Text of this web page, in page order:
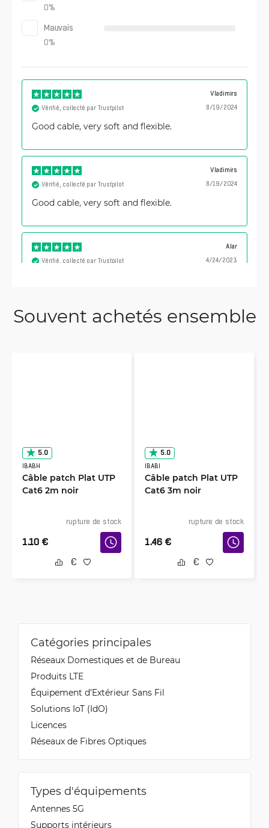
0%
Mauvais
0%
Vladimirs
8/19/2024
Vérifié, collecté par Trustpilot
Good cable, very soft and flexible.
Vladimirs
8/19/2024
Vérifié, collecté par Trustpilot
Good cable, very soft and flexible.
Alar
4/24/2023
Vérifié, collecté par Trustpilot
Souvent achetés ensemble
5.0
IBABH
Câble patch Plat UTP
Cat6 2m noir
rupture de stock
1.10 €
5.0
IBABI
Câble patch Plat UTP
Cat6 3m noir
rupture de stock
1.46 €
Catégories principales
Réseaux Domestiques et de Bureau
Produits LTE
Équipement d’Extérieur Sans Fil
Solutions IoT (IdO)
Licences
Réseaux de Fibres Optiques
Types d'équipements
Antennes 5G
Supports intérieurs